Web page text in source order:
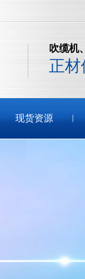
吹缆机
正材
现货资源